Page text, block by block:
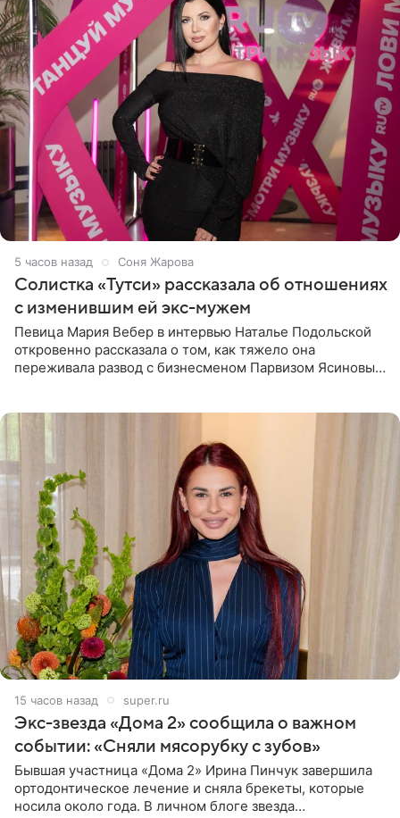
5 часов назад Соня Жарова
Солистка «Тутси» рассказала об отношениях
с изменившим ей экс-мужем
Певица Мария Вебер в интервью Наталье Подольской
откровенно рассказала о том, как тяжело она
переживала развод с бизнесменом Парвизом Ясиновым.
15 часов назад super.ru
Экс-звезда «Дома 2» сообщила о важном
событии: «Сняли мясорубку с зубов»
Бывшая участница «Дома 2» Ирина Пинчук завершила
ортодонтическое лечение и сняла брекеты, которые
носила около года. В личном блоге звезда